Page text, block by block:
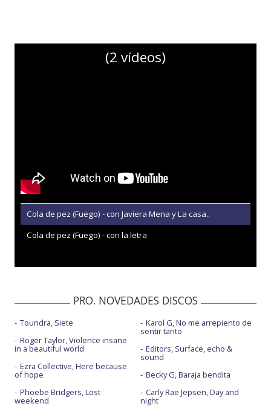
(2 vídeos)
Cola de pez (Fuego) - con Javiera Mena y La casa..
Cola de pez (Fuego) - con la letra
PRO. NOVEDADES DISCOS
Toundra, Siete
Roger Taylor, Violence insane
in a beautiful world
Ezra Collective, Here because
of hope
Phoebe Bridgers, Lost
weekend
Karol G, No me arrepiento de
sentir tanto
Editors, Surface, echo &
sound
Becky G, Baraja bendita
Carly Rae Jepsen, Day and
night